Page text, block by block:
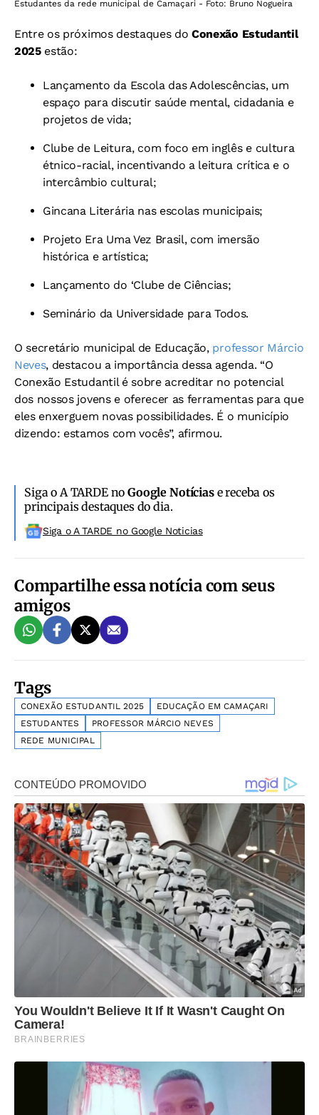
Estudantes da rede municipal de Camaçari - Foto: Bruno Nogueira
Entre os próximos destaques doConexão Estudantil
2025estão:
Lançamento da Escola das Adolescências, um
espaço para discutir saúde mental, cidadania e
projetos de vida;
Clube de Leitura, com foco em inglês e cultura
étnico-racial, incentivando a leitura crítica e o
intercâmbio cultural;
Gincana Literária nas escolas municipais;
Projeto Era Uma Vez Brasil, com imersão
histórica e artística;
Lançamento do ‘Clube de Ciências;
Seminário da Universidade para Todos.
O secretário municipal de Educação, professor Márcio
Neves, destacou a importância dessa agenda. “O
Conexão Estudantil é sobre acreditar no potencial
dos nossos jovens e oferecer as ferramentas para que
eles enxerguem novas possibilidades. É o município
dizendo: estamos com vocês”, afirmou.
Siga o A TARDE noGoogle Notíciase receba os
principais destaques do dia.
Siga o A TARDE no Google Noticias
Compartilhe essa notícia com seus
amigos
Tags
CONEXÃO ESTUDANTIL 2025
EDUCAÇÃO EM CAMAÇARI
ESTUDANTES
PROFESSOR MÁRCIO NEVES
REDE MUNICIPAL